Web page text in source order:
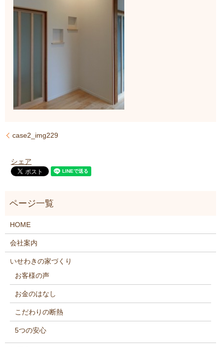
case2_img229
シェア
HOME
会社案内
いせわきの家づくり
お客様の声
お金のはなし
こだわりの断熱
5つの安心